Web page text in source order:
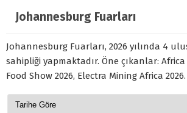
Johannesburg Fuarları
Johannesburg Fuarları, 2026 yılında 4
sahipliği yapmaktadır. Öne çıkanlar: Africa
Food Show 2026, Electra Mining Africa 2026.